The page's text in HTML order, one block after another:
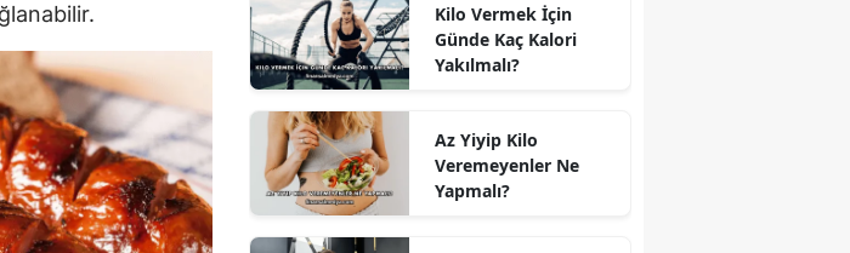
Kilo Vermek İçin
Günde Kaç Kalori
Yakılmalı?
Az Yiyip Kilo
Veremeyenler Ne
Yapmalı?